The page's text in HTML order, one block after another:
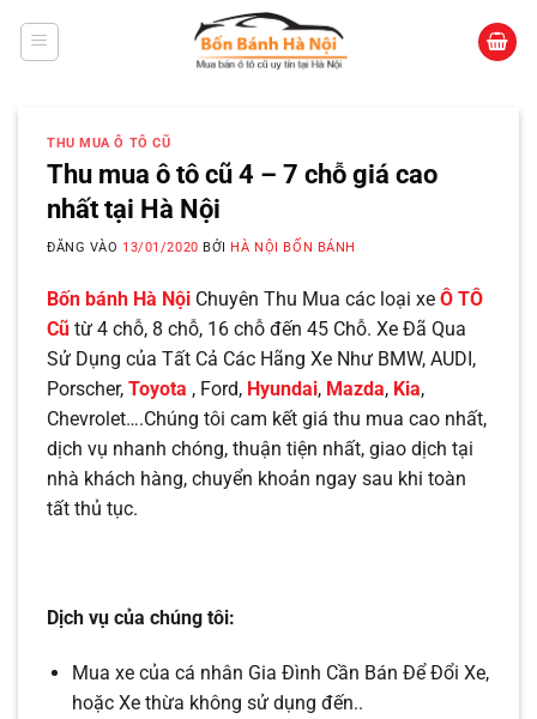
THU MUA Ô TÔ CŨ
Thu mua ô tô cũ 4 – 7 chỗ giá cao
nhất tại Hà Nội
ĐĂNG VÀO 13/01/2020 BỞI HÀ NỘI BỐN BÁNH
Bốn bánh Hà Nội Chuyên Thu Mua các loại xe Ô TÔ
Cũ từ 4 chỗ, 8 chỗ, 16 chỗ đến 45 Chỗ. Xe Đã Qua
Sử Dụng của Tất Cả Các Hãng Xe Như BMW, AUDI,
Porscher, Toyota , Ford, Hyundai, Mazda, Kia,
Chevrolet….Chúng tôi cam kết giá thu mua cao nhất,
dịch vụ nhanh chóng, thuận tiện nhất, giao dịch tại
nhà khách hàng, chuyển khoản ngay sau khi toàn
tất thủ tục.
Dịch vụ của chúng tôi:
Mua xe của cá nhân Gia Đình Cần Bán Để Đổi Xe,
hoặc Xe thừa không sử dụng đến..